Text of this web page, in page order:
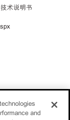
术说明书
and